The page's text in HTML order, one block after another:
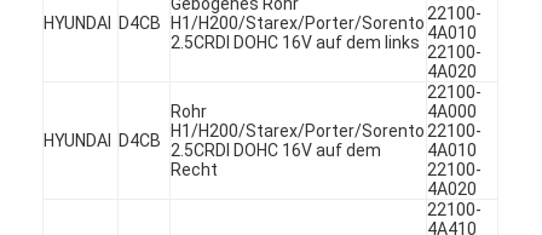
HYUNDAI D4CB
H1/H200/Starex/Porter/Sorento
2.5CRDI DOHC 16V auf dem links
22100-
4A010
22100-
4A020
HYUNDAI D4CB
Rohr
H1/H200/Starex/Porter/Sorento
2.5CRDI DOHC 16V auf dem
Recht
22100-
4A000
22100-
4A010
22100-
4A020
22100-
4A410